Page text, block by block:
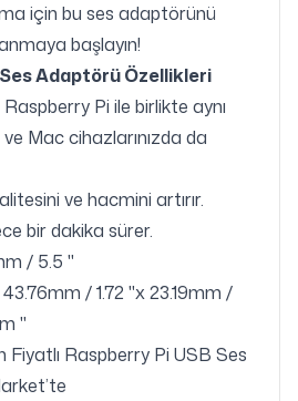
için bu ses adaptörünü
başlayın!
Adaptörü Özellikleri
Pi ile birlikte aynı
Mac cihazlarınızda da
ve hacmini artırır.
bir dakika sürer.
/ 5.5 "
/ 1.72 "x 23.19mm /
"
Fiyatlı Raspberry Pi USB Ses